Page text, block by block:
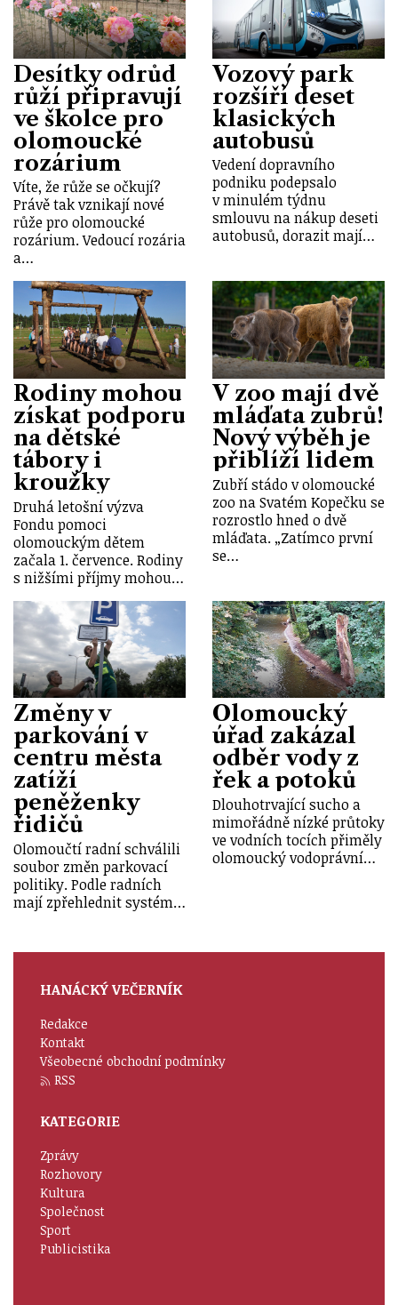
Desítky odrůd
růží připravují
ve školce pro
olomoucké
rozárium
Víte, že růže se očkují?
Právě tak vznikají nové
růže pro olomoucké
rozárium. Vedoucí rozária
a…
Vozový park
rozšíří deset
klasických
autobusů
Vedení dopravního
podniku podepsalo
v minulém týdnu
smlouvu na nákup deseti
autobusů, dorazit mají…
Rodiny mohou
získat podporu
na dětské
tábory i
kroužky
Druhá letošní výzva
Fondu pomoci
olomouckým dětem
začala 1. července. Rodiny
s nižšími příjmy mohou…
V zoo mají dvě
mláďata zubrů!
Nový výběh je
přiblíží lidem
Zubří stádo v olomoucké
zoo na Svatém Kopečku se
rozrostlo hned o dvě
mláďata. „Zatímco první
se…
Změny v
parkování v
centru města
zatíží
peněženky
řidičů
Olomoučtí radní schválili
soubor změn parkovací
politiky. Podle radních
mají zpřehlednit systém…
Olomoucký
úřad zakázal
odběr vody z
řek a potoků
Dlouhotrvající sucho a
mimořádně nízké průtoky
ve vodních tocích přiměly
olomoucký vodoprávní…
HANÁCKÝ VEČERNÍK
Redakce
Kontakt
Všeobecné obchodní podmínky
RSS
KATEGORIE
Zprávy
Rozhovory
Kultura
Společnost
Sport
Publicistika